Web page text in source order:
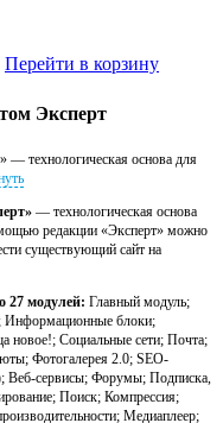
Перейти в корзину
Эксперт
— технологическая основа для
— технологическая основа
редакции «Эксперт» можно
существующий сайт на
27 модулей: Главный модуль;
Информационные блоки;
новое!; Социальные сети; Почта;
Фотогалерея 2.0; SEO-
Веб-сервисы; Форумы; Подписка,
Поиск; Компрессия;
Медиаплеер;